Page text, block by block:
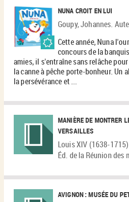
NUNA CROIT EN LUI
Goupy, Johannes.
Cette année, Nuna
concours de la
amies, il s'entraîne sans relâche
la canne à pêche porte-bonheur. Un
la persévérance et ...
MANIÈRE DE MONTRER
VERSAILLES
Louis XIV (1638-
Éd. de la Réunion des
AVIGNON : MUSÉE DU